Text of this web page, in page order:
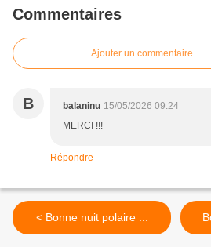
Commentaires
Ajouter un commentaire
B balaninu 15/05/2026 09:24
MERCI !!!
Répondre
< Bonne nuit polaire ...